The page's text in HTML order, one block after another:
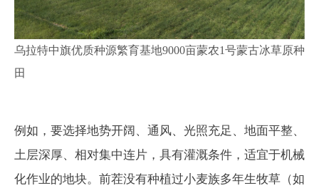
乌拉特中旗优质种源繁育基地9000亩蒙农1号蒙古冰草原种
田
例如，要选择地势开阔、通风、光照充足、地面平整、
土层深厚、相对集中连片，具有灌溉条件，适宜于机械
化作业的地块。前茬没有种植过小麦族多年生牧草（如